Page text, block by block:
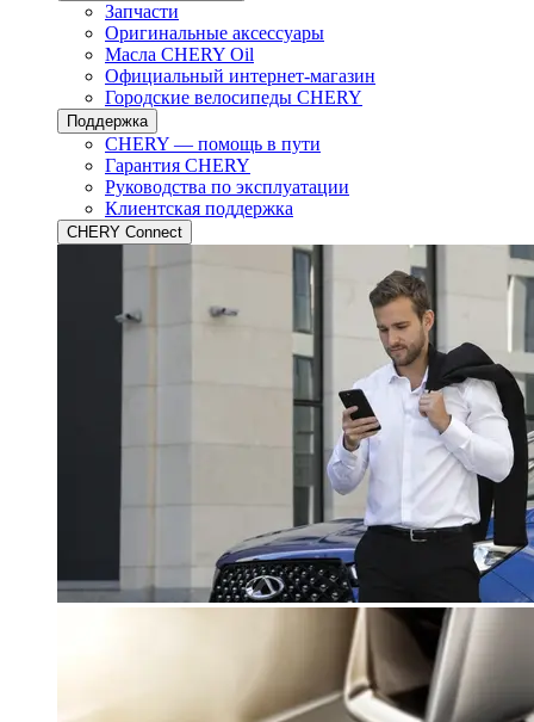
Запчасти
Оригинальные аксессуары
Масла CHERY Oil
Официальный интернет-магазин
Городские велосипеды CHERY
Поддержка
CHERY — помощь в пути
Гарантия CHERY
Руководства по эксплуатации
Клиентская поддержка
CHERY Connect